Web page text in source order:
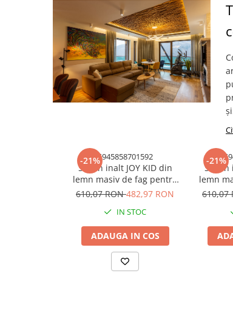
-21%5945858701592
Scaun inalt JOY KID din
lemn masiv de fag pentru
copii 45x62 cm culoare
610,07 RON482,97 RON
IN STOC
ADAUGA IN COS
-21%
Scaun
lemn
copii
610,07